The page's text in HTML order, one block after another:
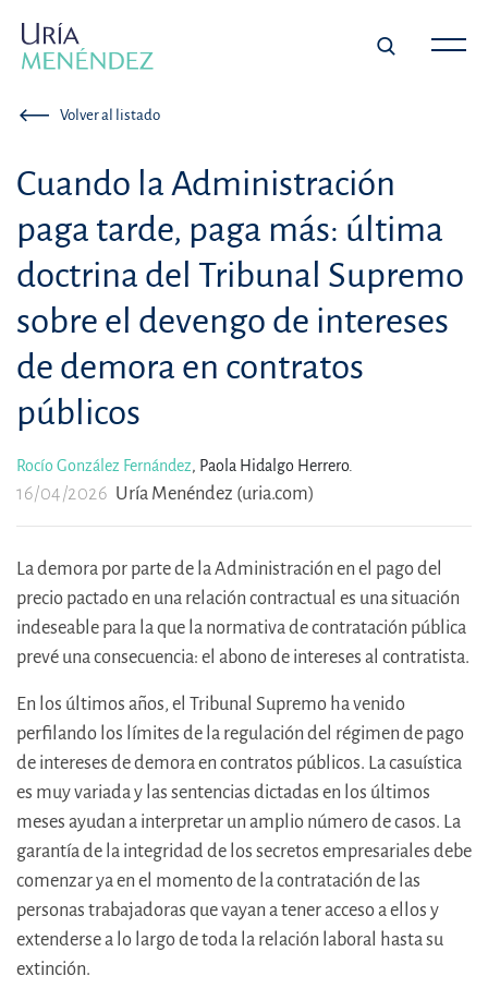
Volver al listado
Cuando la Administración
paga tarde, paga más: última
doctrina del Tribunal Supremo
sobre el devengo de intereses
de demora en contratos
públicos
Rocío González Fernández, Paola Hidalgo Herrero.
16/04/2026 Uría Menéndez (uria.com)
La demora por parte de la Administración en el pago del
precio pactado en una relación contractual es una situación
indeseable para la que la normativa de contratación pública
prevé una consecuencia: el abono de intereses al contratista.
En los últimos años, el Tribunal Supremo ha venido
perfilando los límites de la regulación del régimen de pago
de intereses de demora en contratos públicos. La casuística
es muy variada y las sentencias dictadas en los últimos
meses ayudan a interpretar un amplio número de casos. La
garantía de la integridad de los secretos empresariales debe
comenzar ya en el momento de la contratación de las
personas trabajadoras que vayan a tener acceso a ellos y
extenderse a lo largo de toda la relación laboral hasta su
extinción.